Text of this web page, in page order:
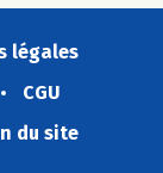
légales
CGU
du site